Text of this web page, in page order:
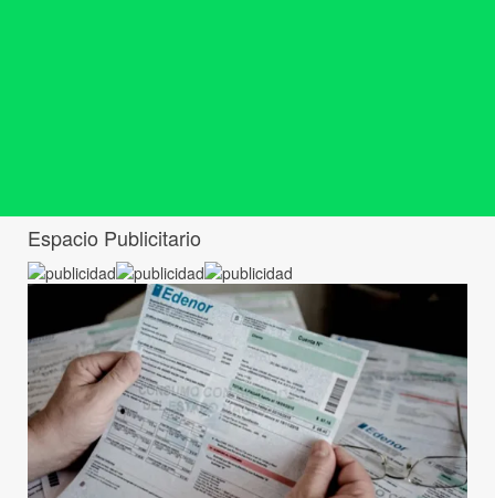
Espacio Publicitario